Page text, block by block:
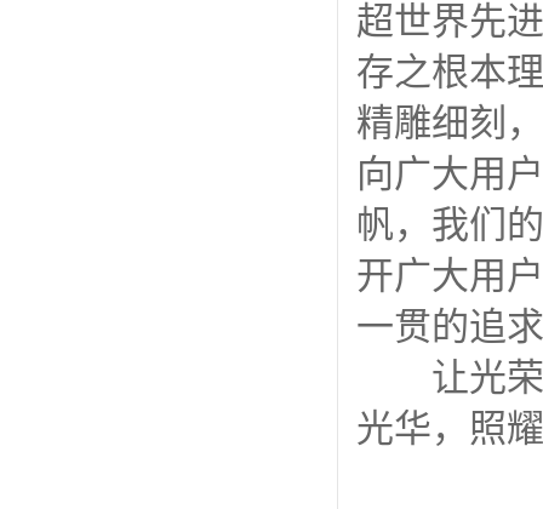
超世界先
存之根本
精雕细刻
向广大用
帆，我们
开广大用
一贯的追
让光荣
光华，照